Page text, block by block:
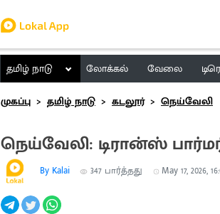
தமிழ் நாடு லோக்கல் வேலை
முகப்பு
தமிழ் நாடு கடலூர் நெய்வேலி
நெய்வேலி: டிரான்ஸ்
By Kalai 347 பார்த்தது May 17, 2026,